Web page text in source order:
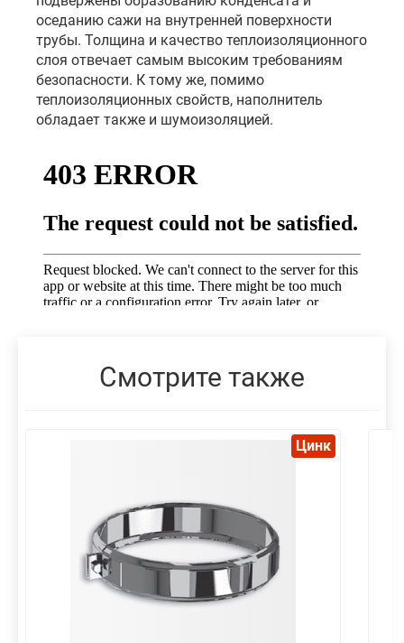
оседанию сажи на внутренней поверхности
трубы. Толщина и качество теплоизоляционного
слоя отвечает самым высоким требованиям
безопасности. К тому же, помимо
теплоизоляционных свойств, наполнитель
обладает также и шумоизоляцией.
Смотрите также
Цинк